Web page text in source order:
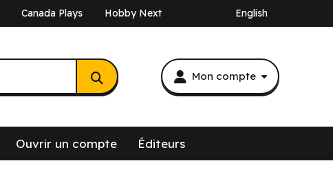
Canada Plays Hobby Next English
Mon compte
Ouvrir un compte Éditeurs